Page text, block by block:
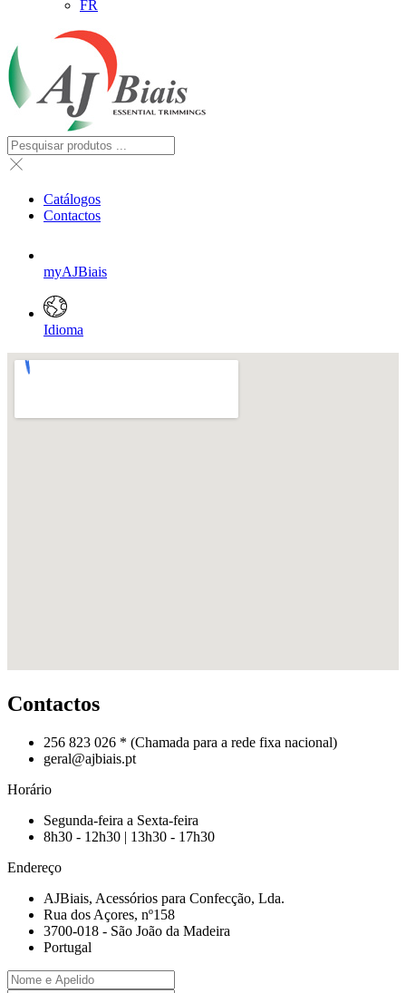
FR
Catálogos
Contactos
myAJBiais
Idioma
Contactos
256 823 026 * (Chamada para a rede fixa nacional)
geral@ajbiais.pt
Horário
Segunda-feira a Sexta-feira
8h30 - 12h30 | 13h30 - 17h30
Endereço
AJBiais, Acessórios para Confecção, Lda.
Rua dos Açores, nº158
3700-018 - São João da Madeira
Portugal